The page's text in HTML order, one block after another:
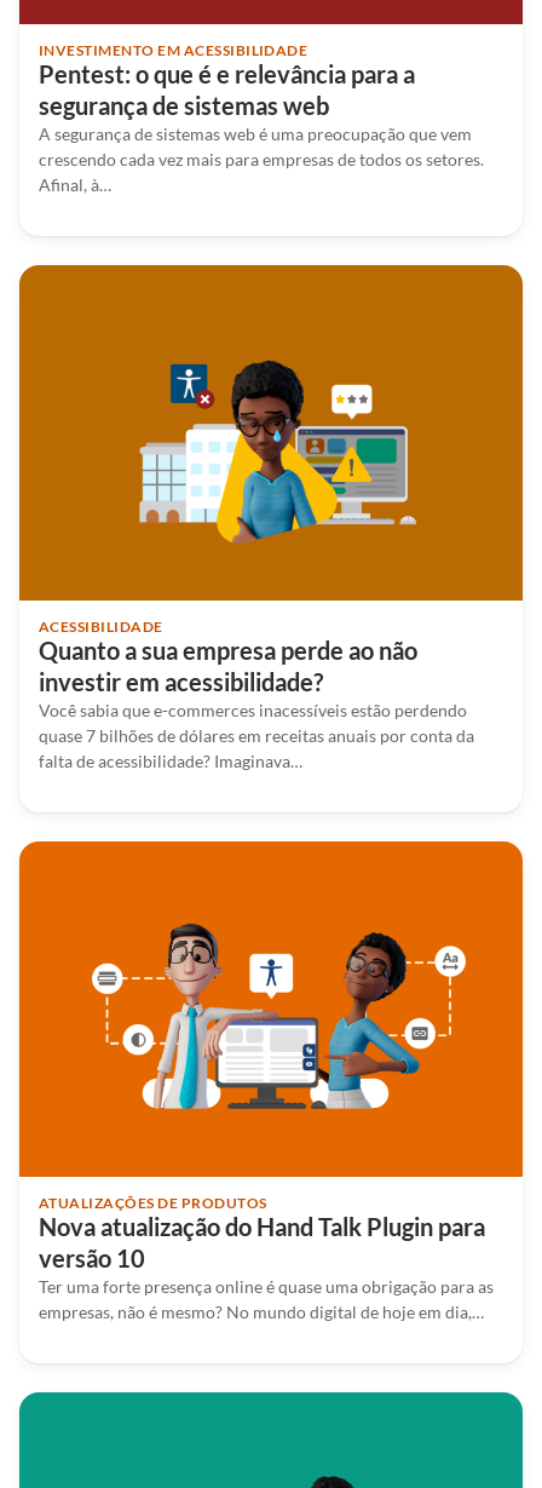
INVESTIMENTO EM ACESSIBILIDADE
Pentest: o que é e relevância para a
segurança de sistemas web
A segurança de sistemas web é uma preocupação que vem
crescendo cada vez mais para empresas de todos os setores.
Afinal, à…
ACESSIBILIDADE
Quanto a sua empresa perde ao não
investir em acessibilidade?
Você sabia que e-commerces inacessíveis estão perdendo
quase 7 bilhões de dólares em receitas anuais por conta da
falta de acessibilidade? Imaginava…
ATUALIZAÇÕES DE PRODUTOS
Nova atualização do Hand Talk Plugin para
versão 10
Ter uma forte presença online é quase uma obrigação para as
empresas, não é mesmo? No mundo digital de hoje em dia,…